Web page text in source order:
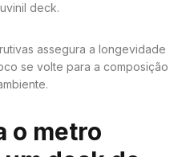
deck.
assegura a longevidade
se volte para a composição
o metro